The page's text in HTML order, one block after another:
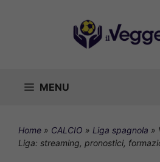
MENU
Home » CALCIO » Liga spagnola »
Liga: streaming, pronostici,